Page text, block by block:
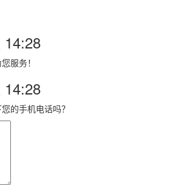
14:28
服务！
14:28
的手机电话吗？